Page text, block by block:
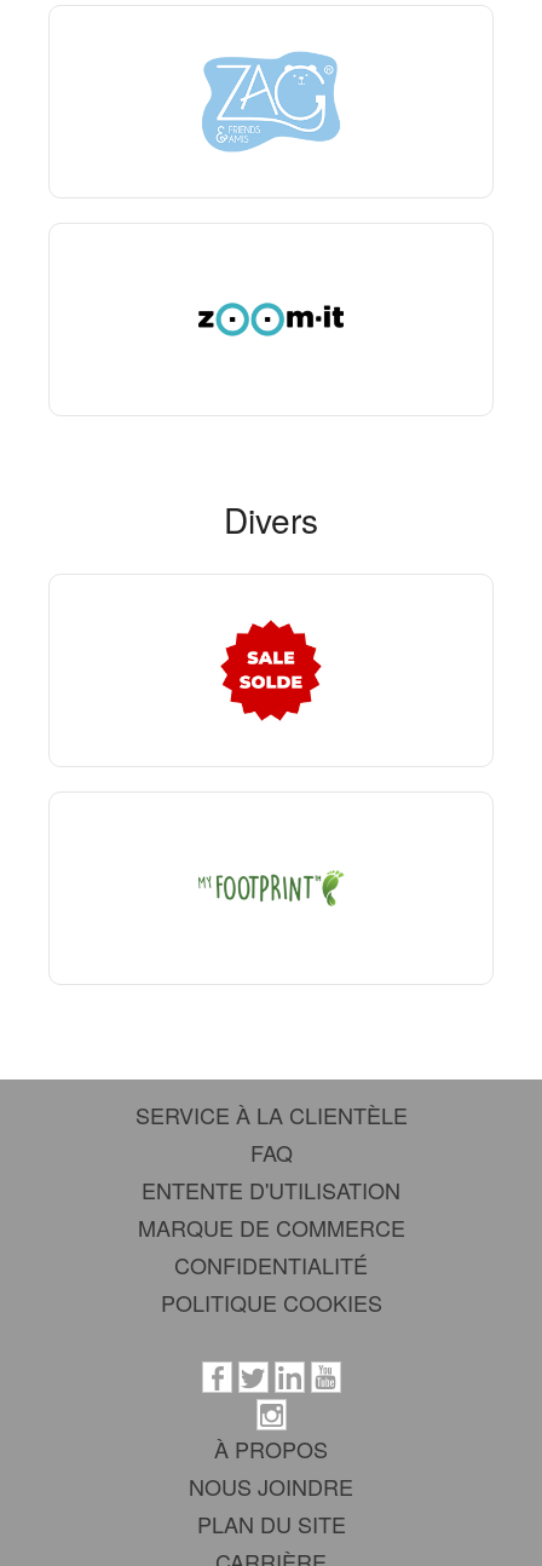
Divers
SERVICE À LA CLIENTÈLE
FAQ
ENTENTE D'UTILISATION
MARQUE DE COMMERCE
CONFIDENTIALITÉ
POLITIQUE COOKIES
À PROPOS
NOUS JOINDRE
PLAN DU SITE